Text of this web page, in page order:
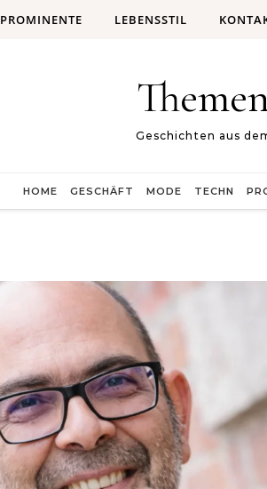
PROMINENTE LEBENSSTIL
Geschichten aus
HOME GESCHÄFT MODE TECHN